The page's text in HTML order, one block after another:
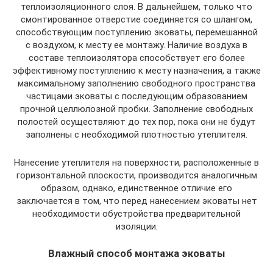
теплоизоляционного слоя. В дальнейшем, только что
смонтированное отверстие соединяется со шлангом,
способствующим поступлению эковаты, перемешанной
с воздухом, к месту ее монтажу. Наличие воздуха в
составе теплоизолятора способствует его более
эффективному поступлению к месту назначения, а также
максимальному заполнению свободного пространства
частицами эковаты с последующим образованием
прочной целлюлозной пробки. Заполнение свободных
полостей осуществляют до тех пор, пока они не будут
заполнены с необходимой плотностью утеплителя.
Нанесение утеплителя на поверхности, расположенные в
горизонтальной плоскости, производится аналогичным
образом, однако, единственное отличие его
заключается в том, что перед нанесением эковаты нет
необходимости обустройства предварительной
изоляции.
Влажный способ монтажа эковаты